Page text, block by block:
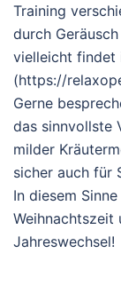
Training
durch
vielleicht findet
(https://
Gerne
das sinnvollste
milder
sicher auch für
In diesem
Weihnachtszeit
Jahreswechsel!